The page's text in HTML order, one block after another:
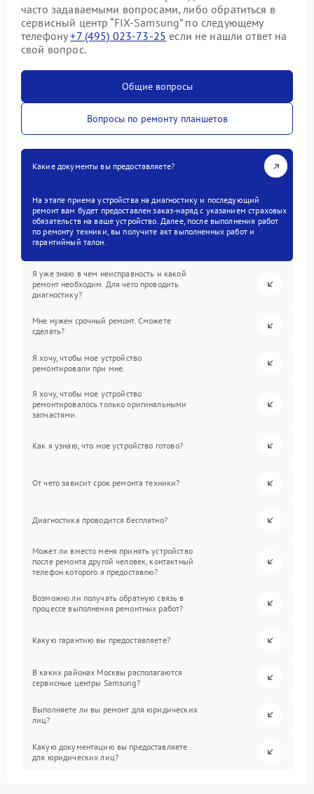
часто задаваемыми вопросами, либо обратиться в
сервисный центр “FIX-Samsung” по следующему
телефону+7 (495) 023-73-25 если не нашли ответ на
свой вопрос.
Общие вопросы
Вопросы по ремонту планшетов
Какие документы вы предоставляете?
На этапе приема устройства на диагностику и последующий
ремонт вам будет предоставлен заказ-наряд с указанием страховых
обязательств на ваше устройство. Далее, после выполнения работ
по ремонту техники, вы получите акт выполненных работ и
гарантийный талон.
Я уже знаю в чем неисправность и какой
ремонт необходим. Для чего проводить
диагностику?
Мне нужен срочный ремонт. Сможете
сделать?
Я хочу, чтобы мое устройство
ремонтировали при мне.
Я хочу, чтобы мое устройство
ремонтировалось только оригинальными
запчастями.
Как я узнаю, что мое устройство готово?
От чего зависит срок ремонта техники?
Диагностика проводится бесплатно?
Может ли вместо меня принять устройство
после ремонта другой человек, контактный
телефон которого я предоставлю?
Возможно ли получать обратную связь в
процессе выполнения ремонтных работ?
Какую гарантию вы предоставляете?
В каких районах Москвы располагаются
сервисные центры Samsung?
Выполняете ли вы ремонт для юридических
лиц?
Какую документацию вы предоставляете
для юридических лиц?